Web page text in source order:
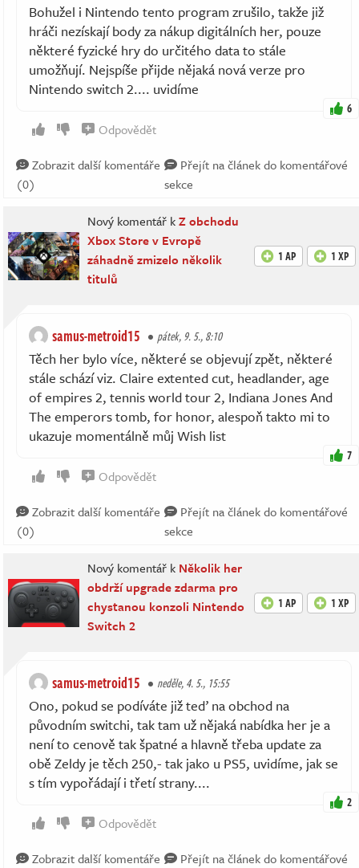
Bohužel i Nintendo tento program zrušilo, takže již
hráči nezískají body za nákup digitálních her, pouze
některé fyzické hry do určitého data to stále
umožňují. Nejspíše přijde nějaká nová verze pro
Nintendo switch 2.... uvidíme
6
Odpovědět
Zobrazit další komentáře
(0)
Přejít na článek do komentářové
sekce
Nový komentář kZ obchodu
Xbox Store v Evropě
záhadně zmizelo několik
titulů
1 AP 1 XP
samus-metroid15 pátek, 9. 5., 8:10
Těch her bylo více, některé se objevují zpět, některé
stále schází viz. Claire extented cut, headlander, age
of empires 2, tennis world tour 2, Indiana Jones And
The emperors tomb, for honor, alespoň takto mi to
ukazuje momentálně můj Wish list
7
Odpovědět
Zobrazit další komentáře
(0)
Přejít na článek do komentářové
sekce
Nový komentář k Několik her
obdrží upgrade zdarma pro
chystanou konzoli Nintendo
Switch 2
1 AP 1 XP
samus-metroid15 neděle, 4. 5., 15:55
Ono, pokud se podíváte již teď na obchod na
původním switchi, tak tam už nějaká nabídka her je a
není to cenově tak špatné a hlavně třeba update za
obě Zeldy je těch 250,- tak jako u PS5, uvidíme, jak se
s tím vypořádají i třetí strany....
2
Odpovědět
Zobrazit další komentáře
Přejít na článek do komentářové